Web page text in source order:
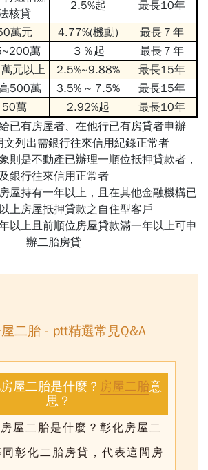
核貸
2.5%起
最長10年
萬元 4.77%(機動)
最長７年
萬 ３％起
最長７年
元以上 2.5%~9.88%
最長15年
500萬 3.5% ~ 7.5%
最長15年
50萬 2.92%起
最長10年
已有房屋者、在他行已有房貸者申辦
文列出需銀行往來信用紀錄正常者
則是不動產已辦理一順位抵押貸款者，
銀行往來信用正常者
屋持有一年以上，且在其他金融機構已
上房屋抵押貸款之自住型客戶
以上且前順位房屋貸款滿一年以上可申
辦二胎房貸
二胎 - ptt精選常見Q&A
屋二胎是什麼？ 房屋二胎意
思？
屋二胎是什麼？ 彰化房屋二
彰化二胎房貸 ，代表這間房